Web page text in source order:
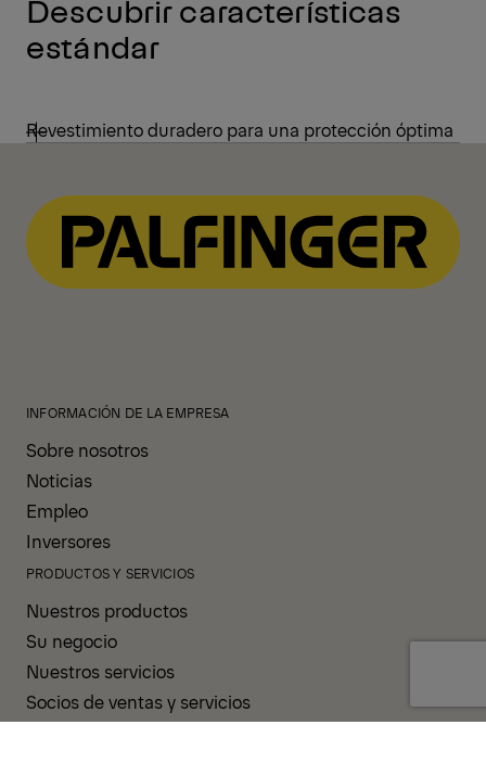
Descubrir características
estándar
Revestimiento duradero para una protección óptima
INFORMACIÓN DE LA EMPRESA
Sobre nosotros
Noticias
Empleo
Inversores
PRODUCTOS Y SERVICIOS
Nuestros productos
Su negocio
Nuestros servicios
Socios de ventas y servicios